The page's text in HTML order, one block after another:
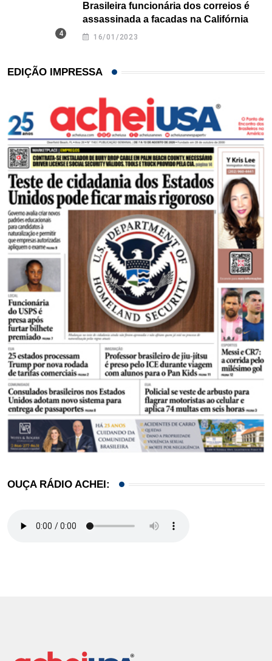
Brasileira funcionária dos correios é
assassinada a facadas na Califórnia
16/01/2023
EDIÇÃO IMPRESSA
OUÇA RÁDIO ACHEI: